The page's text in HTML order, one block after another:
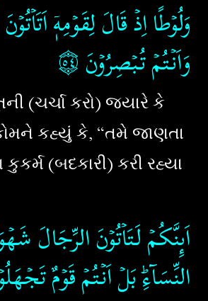
وَلُوۡطًا اِذۡ قَالَ لِقَوۡمِهٖۤ
وَاَنۡـتُمۡ تُبۡصِرُوۡنَ‏۝٥٤
(ચર્ચા કરો) જ્યારે કે
કહ્યું કે, “તમે જાણતા
(બદકારી) કરી રહ્યા
اَٮِٕنَّكُمۡ لَـتَاۡتُوۡنَ الرِّجَالَ
النِّسَآءِ​ؕ بَلۡ اَنۡـتُمۡ قَوۡمٌ